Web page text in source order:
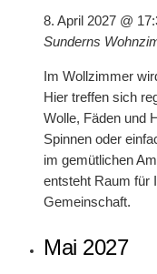
8. April 2027 @
Sunderns
Im Wollzimmer
Hier treffen sich
Wolle, Fäden und
Spinnen oder
im gemütlichen
entsteht Raum für
Gemeinschaft.
Mai 2027